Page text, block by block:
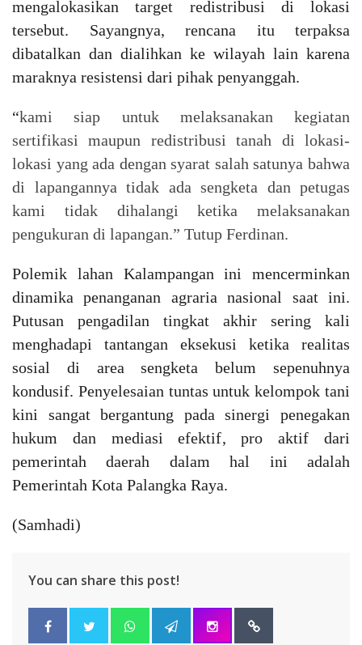
mengalokasikan target redistribusi di lokasi
tersebut. Sayangnya, rencana itu terpaksa
dibatalkan dan dialihkan ke wilayah lain karena
maraknya resistensi dari pihak penyanggah.
“kami siap untuk melaksanakan kegiatan
sertifikasi maupun redistribusi tanah di lokasi-
lokasi yang ada dengan syarat salah satunya bahwa
di lapangannya tidak ada sengketa dan petugas
kami tidak dihalangi ketika melaksanakan
pengukuran di lapangan.” Tutup Ferdinan.
Polemik lahan Kalampangan ini mencerminkan
dinamika penanganan agraria nasional saat ini.
Putusan pengadilan tingkat akhir sering kali
menghadapi tantangan eksekusi ketika realitas
sosial di area sengketa belum sepenuhnya
kondusif. Penyelesaian tuntas untuk kelompok tani
kini sangat bergantung pada sinergi penegakan
hukum dan mediasi efektif, pro aktif dari
pemerintah daerah dalam hal ini adalah
Pemerintah Kota Palangka Raya.
(Samhadi)
You can share this post!